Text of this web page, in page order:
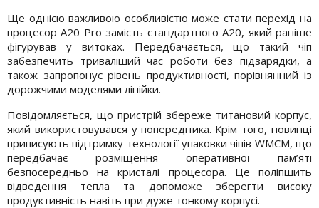
Ще однією важливою особливістю може стати перехід на
процесор A20 Pro замість стандартного A20, який раніше
фігурував у витоках. Передбачається, що такий чіп
забезпечить триваліший час роботи без підзарядки, а
також запропонує рівень продуктивності, порівнянний із
дорожчими моделями лінійки.
Повідомляється, що пристрій збереже титановий корпус,
який використовувався у попередника. Крім того, новинці
приписують підтримку технології упаковки чіпів WMCM, що
передбачає розміщення оперативної пам’яті
безпосередньо на кристалі процесора. Це поліпшить
відведення тепла та допоможе зберегти високу
продуктивність навіть при дуже тонкому корпусі.